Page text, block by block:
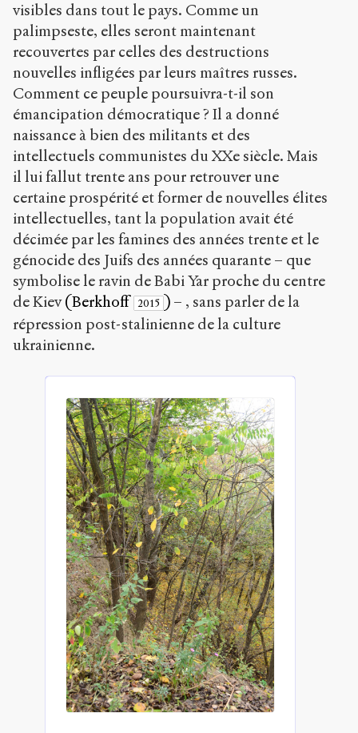
visibles dans tout le pays. Comme un
palimpseste, elles seront maintenant
recouvertes par celles des destructions
nouvelles infligées par leurs maîtres russes.
Comment ce peuple poursuivra-t-il son
émancipation démocratique ? Il a donné
naissance à bien des militants et des
intellectuels communistes du XXe siècle. Mais
il lui fallut trente ans pour retrouver une
certaine prospérité et former de nouvelles élites
intellectuelles, tant la population avait été
décimée par les famines des années trente et le
génocide des Juifs des années quarante – que
symbolise le ravin de Babi Yar proche du centre
de Kiev(Berkhoff 2015 ) – , sans parler de la
répression post-stalinienne de la culture
ukrainienne.